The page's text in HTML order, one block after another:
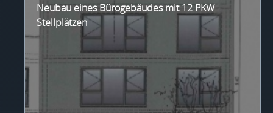
Neubau eines Bürogebäudes mit 12 PKW
Stellplätzen